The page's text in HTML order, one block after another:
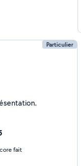
Particulier
encore renseigné ma présentation.
fait